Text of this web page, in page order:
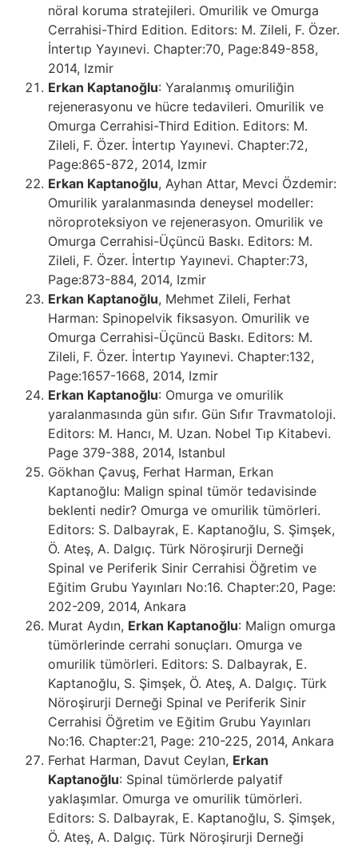
nöral koruma stratejileri. Omurilik ve Omurga
Cerrahisi-Third Edition. Editors: M. Zileli, F. Özer.
İntertıp Yayınevi. Chapter:70, Page:849-858,
2014, Izmir
Erkan Kaptanoğlu: Yaralanmış omuriliğin
rejenerasyonu ve hücre tedavileri. Omurilik ve
Omurga Cerrahisi-Third Edition. Editors: M.
Zileli, F. Özer. İntertıp Yayınevi. Chapter:72,
Page:865-872, 2014, Izmir
Erkan Kaptanoğlu, Ayhan Attar, Mevci Özdemir:
Omurilik yaralanmasında deneysel modeller:
nöroproteksiyon ve rejenerasyon. Omurilik ve
Omurga Cerrahisi-Üçüncü Baskı. Editors: M.
Zileli, F. Özer. İntertıp Yayınevi. Chapter:73,
Page:873-884, 2014, Izmir
Erkan Kaptanoğlu, Mehmet Zileli, Ferhat
Harman: Spinopelvik fiksasyon. Omurilik ve
Omurga Cerrahisi-Üçüncü Baskı. Editors: M.
Zileli, F. Özer. İntertıp Yayınevi. Chapter:132,
Page:1657-1668, 2014, Izmir
Erkan Kaptanoğlu: Omurga ve omurilik
yaralanmasında gün sıfır. Gün Sıfır Travmatoloji.
Editors: M. Hancı, M. Uzan. Nobel Tıp Kitabevi.
Page 379-388, 2014, Istanbul
Gökhan Çavuş, Ferhat Harman, Erkan
Kaptanoğlu: Malign spinal tümör tedavisinde
beklenti nedir? Omurga ve omurilik tümörleri.
Editors: S. Dalbayrak, E. Kaptanoğlu, S. Şimşek,
Ö. Ateş, A. Dalgıç. Türk Nöroşirurji Derneği
Spinal ve Periferik Sinir Cerrahisi Öğretim ve
Eğitim Grubu Yayınları No:16. Chapter:20, Page:
202-209, 2014, Ankara
Murat Aydın, Erkan Kaptanoğlu: Malign omurga
tümörlerinde cerrahi sonuçları. Omurga ve
omurilik tümörleri. Editors: S. Dalbayrak, E.
Kaptanoğlu, S. Şimşek, Ö. Ateş, A. Dalgıç. Türk
Nöroşirurji Derneği Spinal ve Periferik Sinir
Cerrahisi Öğretim ve Eğitim Grubu Yayınları
No:16. Chapter:21, Page: 210-225, 2014, Ankara
Ferhat Harman, Davut Ceylan, Erkan
Kaptanoğlu: Spinal tümörlerde palyatif
yaklaşımlar. Omurga ve omurilik tümörleri.
Editors: S. Dalbayrak, E. Kaptanoğlu, S. Şimşek,
Ö. Ateş, A. Dalgıç. Türk Nöroşirurji Derneği